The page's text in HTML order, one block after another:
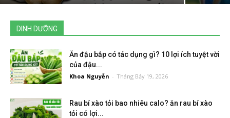
DINH DƯỠNG
Ăn đậu bắp có tác dụng gì? 10 lợi ích tuyệt vời
của đậu...
Khoa Nguyễn - Tháng Bảy 19, 2026
Rau bí xào tỏi bao nhiêu calo? ăn rau bí xào
tỏi có lợi...